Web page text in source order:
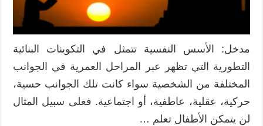
مدخل: الأسس النفسية تتمثل في التكوينات البنائية
التطورية التي تظهر عبر المراحل العمرية في الجوانب
المختلفة من الشخصية سواء كانت تلك الجوانب حسية،
حركية، عقلية، عاطفية، أو اجتماعية. فعلى سبيل المثال
لن يتمكن الأطفال تعلم …